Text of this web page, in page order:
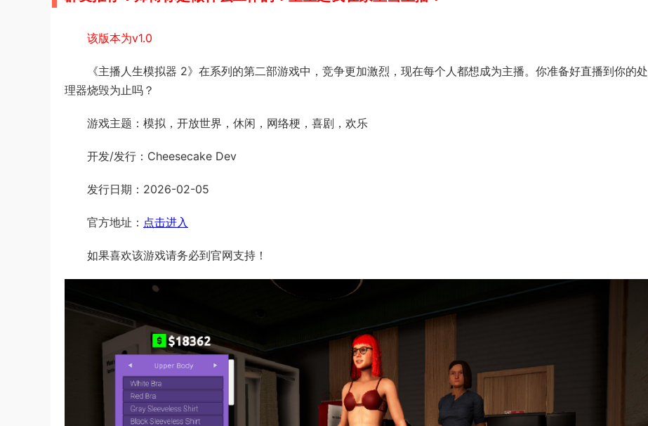
该版本为v1.0
《主播人生模拟器 2》在系列的第二部游戏中，竞争更加激烈，现在每个人都想成为主播。你准备好直播到你的处
理器烧毁为止吗？
游戏主题：模拟，开放世界，休闲，网络梗，喜剧，欢乐
开发/发行：Cheesecake Dev
发行日期：2026-02-05
官方地址： 点击进入
如果喜欢该游戏请务必到官网支持！